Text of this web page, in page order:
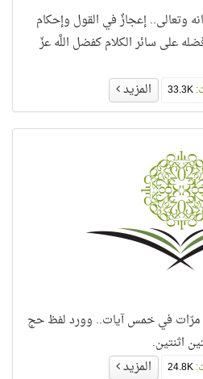
وتعالى.. إعجازٌ في القول وإحكام
على سائر الكلام كفضل اللَّه عزّ
33.3K المزيد
مرّات في خمس آيات.. وورد لفظ حج
اثنتين.
24.8K المزيد